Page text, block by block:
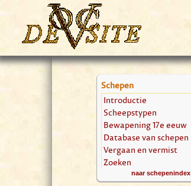
Schepen
Introductie
Scheepstypen
Bewapening 17e eeuw
Database van schepen
Vergaan en vermist
Zoeken
naar schepenindex